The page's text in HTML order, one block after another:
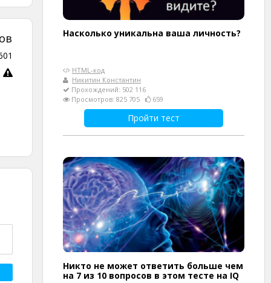
Насколько уникальна ваша личность?
HTML-код
Никитин Константин
Прохождений: 502 116
Просмотров: 825 705
659
Пройти тест
Никто не может ответить больше чем
на 7 из 10 вопросов в этом тесте на IQ